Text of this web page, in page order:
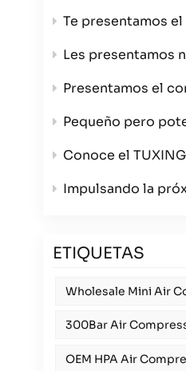
Te presentamos el TUXING TXES061-3, tu compresor de
Les presentamos nuestro producto estrella: el compresor de aire de 4
Presentamos el compresor de aire para bobinado TXES062: ahora
Pequeño pero potente: El compresor
Conoce el TUXING TXES062: Tu compresor de aire portátil
Impulsando la próxima generación de deportes con armas de aire comprimido:
ETIQUETAS
Wholesale Mini Air
300Bar Air
OEM HPA Air